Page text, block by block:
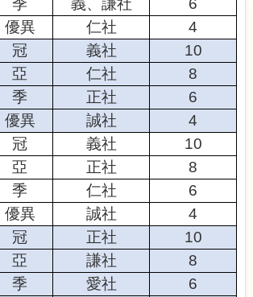
優異
仁社 4
冠 義社
10
亞
仁社
8
季
正社
6
優異
誠社 4
冠 義社
10
亞
正社
8
季
仁社
6
優異
誠社 4
冠 正社
10
亞
謙社
8
季
愛社
6